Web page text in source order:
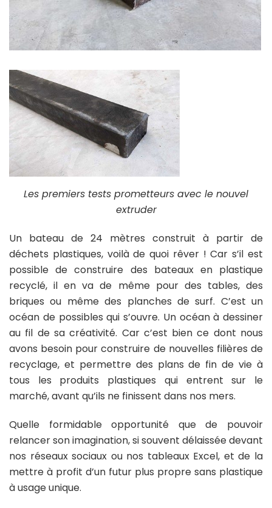
Les premiers tests prometteurs avec le nouvel
extruder
Un bateau de 24 mètres construit à partir de
déchets plastiques, voilà de quoi rêver ! Car s’il est
possible de construire des bateaux en plastique
recyclé, il en va de même pour des tables, des
briques ou même des planches de surf. C’est un
océan de possibles qui s’ouvre. Un océan à dessiner
au fil de sa créativité. Car c’est bien ce dont nous
avons besoin pour construire de nouvelles filières de
recyclage, et permettre des plans de fin de vie à
tous les produits plastiques qui entrent sur le
marché, avant qu’ils ne finissent dans nos mers.
Quelle formidable opportunité que de pouvoir
relancer son imagination, si souvent délaissée devant
nos réseaux sociaux ou nos tableaux Excel, et de la
mettre à profit d’un futur plus propre sans plastique
à usage unique.